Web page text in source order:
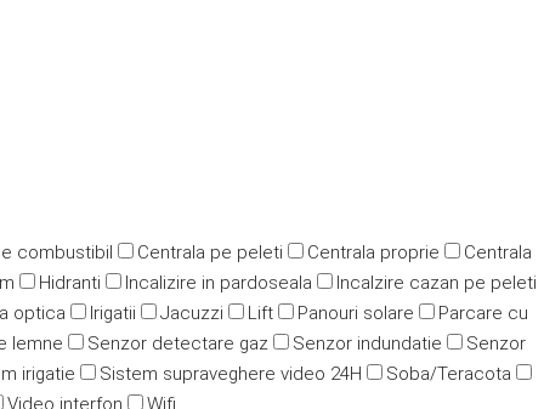
combustibil Centrala pe peleti Centrala proprie
Centrala
Hidranti Incalizire in pardoseala
Incalzire cazan pe peleti
optica Irigatii Jacuzzi Lift Panouri solare
Parcare cu
lemne Senzor detectare gaz Senzor indundatie
Senzor
irigatie Sistem supraveghere video 24H
Soba/Teracota
Video interfon Wifi